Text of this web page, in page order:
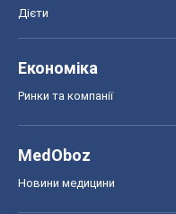
Дієти
Економіка
Ринки та компанії
MedOboz
Новини медицини